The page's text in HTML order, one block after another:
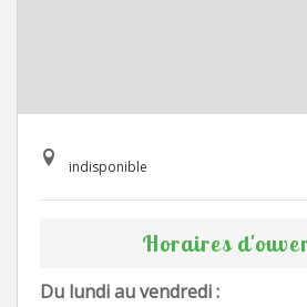
indisponible
Horaires
Du lundi au vendredi :